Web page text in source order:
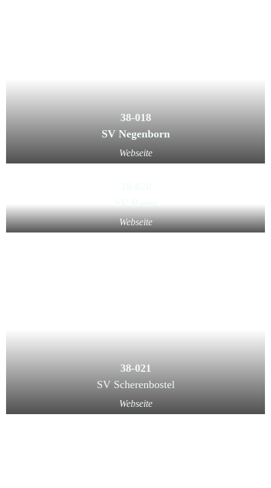
38-018
SV Negenborn
Webseite
Webseite
38-021
SV Scherenbostel
Webseite